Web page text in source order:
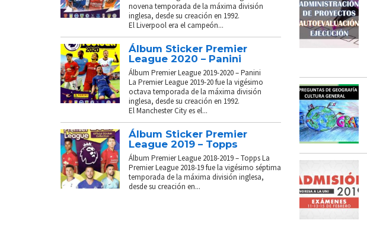
novena temporada de la máxima división
inglesa, desde su creación en 1992.
El Liverpool era el campeón...
Álbum Sticker Premier
League 2020 – Panini
Álbum Premier League 2019-2020 – Panini
La Premier League 2019-20 fue la vigésimo
octava temporada de la máxima división
inglesa, desde su creación en 1992.
El Manchester City es el...
Álbum Sticker Premier
League 2019 – Topps
Álbum Premier League 2018-2019 – Topps La
Premier League 2018-19 fue la vigésimo séptima
temporada de la máxima división inglesa,
desde su creación en...